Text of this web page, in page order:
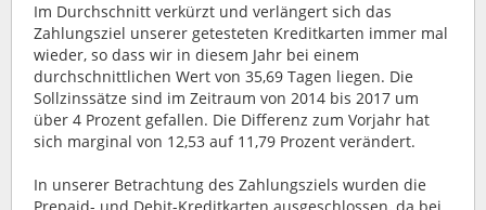
Im Durchschnitt verkürzt und verlängert sich das
Zahlungsziel unserer getesteten Kreditkarten immer mal
wieder, so dass wir in diesem Jahr bei einem
durchschnittlichen Wert von 35,69 Tagen liegen. Die
Sollzinssätze sind im Zeitraum von 2014 bis 2017 um
über 4 Prozent gefallen. Die Differenz zum Vorjahr hat
sich marginal von 12,53 auf 11,79 Prozent verändert.
In unserer Betrachtung des Zahlungsziels wurden die